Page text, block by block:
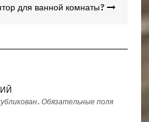
для ванной комнаты?
Обязательные поля